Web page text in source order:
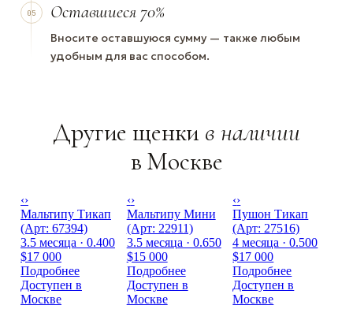
05 Оставшиеся 70%
Вносите оставшуюся сумму — также любым
удобным для вас способом.
Другие щенки в наличии
в Москве
‹›
Мальтипу Тикап
(Арт: 67394)
3.5 месяца · 0.400
$17 000
Подробнее
Доступен в
Москве
‹›
Мальтипу Мини
(Арт: 22911)
3.5 месяца · 0.650
$15 000
Подробнее
Доступен в
Москве
‹›
Пушон Тикап
(Арт: 27516)
4 месяца · 0.500
$17 000
Подробнее
Доступен в
Москве